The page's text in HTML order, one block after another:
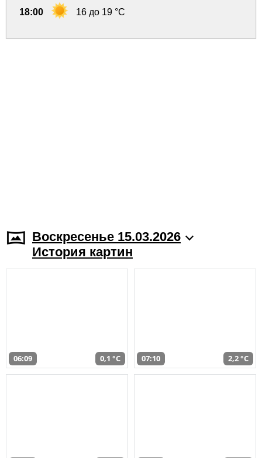
18:00 16 до 19 °C
Воскресенье 15.03.2026
История картин
06:09 0,1 °C 07:10 2,2 °C